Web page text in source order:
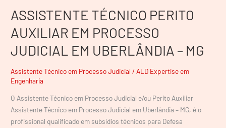
ASSISTENTE TÉCNICO PERITO
AUXILIAR EM PROCESSO
JUDICIAL EM UBERLÂNDIA – MG
Assistente Técnico em Processo Judicial / ALD Expertise em
Engenharia
O Assistente Técnico em Processo Judicial e/ou Perito Auxiliar
Assistente Técnico em Processo Judicial em Uberlândia – MG, é o
profissional qualificado em subsídios técnicos para Defesa